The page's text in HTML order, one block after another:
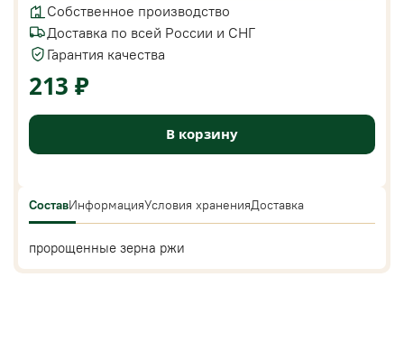
Собственное производство
Доставка по всей России и СНГ
Гарантия качества
213 ₽
В корзину
СоставИнформацияУсловия храненияДоставка
пророщенные зерна ржи